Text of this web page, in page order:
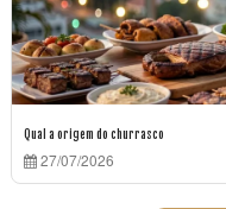
Qual a origem do churrasco
27/07/2026